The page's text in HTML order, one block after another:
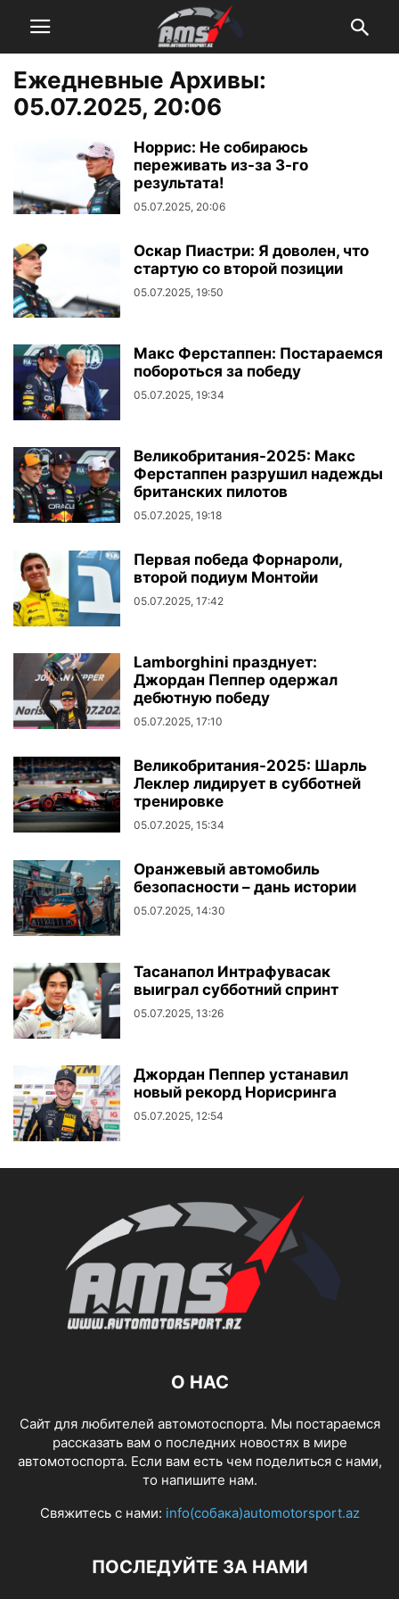
Ежедневные Архивы:
05.07.2025, 20:06
Норрис: Не собираюсь
переживать из-за 3-го
результата!
05.07.2025, 20:06
Оскар Пиастри: Я доволен, что
стартую со второй позиции
05.07.2025, 19:50
Макс Ферстаппен: Постараемся
побороться за победу
05.07.2025, 19:34
Великобритания-2025: Макс
Ферстаппен разрушил надежды
британских пилотов
05.07.2025, 19:18
Первая победа Форнароли,
второй подиум Монтойи
05.07.2025, 17:42
Lamborghini празднует:
Джордан Пеппер одержал
дебютную победу
05.07.2025, 17:10
Великобритания-2025: Шарль
Леклер лидирует в субботней
тренировке
05.07.2025, 15:34
Оранжевый автомобиль
безопасности – дань истории
05.07.2025, 14:30
Тасанапол Интрафувасак
выиграл субботний спринт
05.07.2025, 13:26
Джордан Пеппер устанавил
новый рекорд Норисринга
05.07.2025, 12:54
О НАС
Сайт для любителей автомотоспорта. Мы постараемся
рассказать вам о последних новостях в мире
автомотоспорта. Если вам есть чем поделиться с нами,
то напишите нам.
Свяжитесь с нами: info(собака)automotorsport.az
ПОСЛЕДУЙТЕ ЗА НАМИ